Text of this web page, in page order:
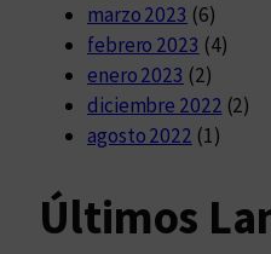
marzo 2023 (6)
febrero 2023 (4)
enero 2023 (2)
diciembre 2022 (2)
agosto 2022 (1)
Últimos